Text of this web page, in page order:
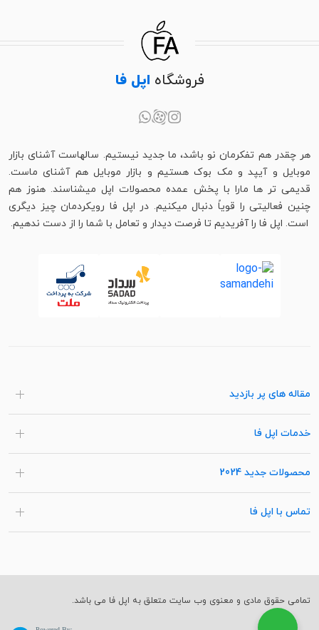
فروشگاه اپل فا
هر چقدر هم تفکرمان نو باشد، ما جدید نیستیم. سالهاست آشنای بازار
موبایل و آیپد و مک بوک هستیم و بازار موبایل هم آشنای ماست.
قدیمی تر ها مارا با پخش عمده محصولات اپل میشناسند. هنوز هم
چنین فعالیتی را قویاً دنبال میکنیم. در اپل فا رویکردمان چیز دیگری
است. اپل فا را آفریدیم تا فرصت دیدار و تعامل با شما را از دست ندهیم.
مقاله های پر بازدید
خدمات اپل فا
محصولات جدید 2024
تماس با اپل فا
تمامی حقوق مادی و معنوی وب سایت متعلق به اپل فا می باشد.